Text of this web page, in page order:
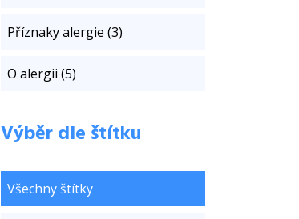
Příznaky alergie (3)
O alergii (5)
Výběr dle štítku
Všechny štítky